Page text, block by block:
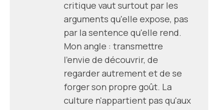
critique vaut surtout par les
arguments qu'elle expose, pas
par la sentence qu'elle rend.
Mon angle : transmettre
l'envie de découvrir, de
regarder autrement et de se
forger son propre goût. La
culture n'appartient pas qu'aux